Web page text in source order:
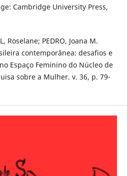
Cambridge University Press,
Roselane; PEDRO, Joana M.
contemporânea: desafios e
Espaço Feminino do Núcleo de
sobre a Mulher. v. 36, p. 79-